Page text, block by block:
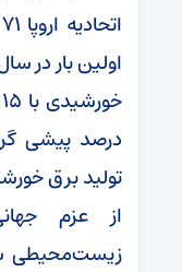
از عزم
زیست‌محیطی